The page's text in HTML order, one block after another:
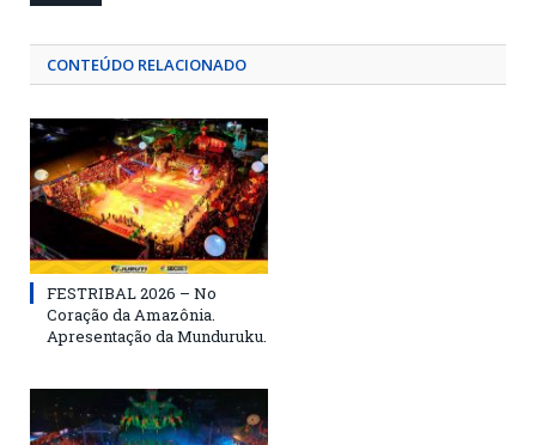
CONTEÚDO RELACIONADO
FESTRIBAL 2026 – No
Coração da Amazônia.
Apresentação da Munduruku.